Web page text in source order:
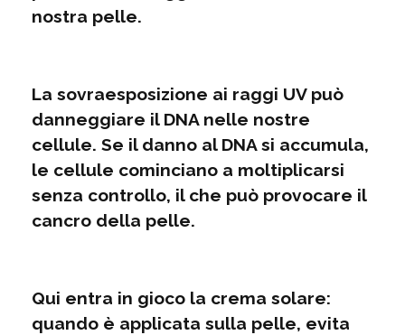
nostra pelle.
La sovraesposizione ai raggi UV può
danneggiare il DNA nelle nostre
cellule. Se il danno al DNA si accumula,
le cellule cominciano a moltiplicarsi
senza controllo, il che può provocare il
cancro della pelle.
Qui entra in gioco la crema solare:
quando è applicata sulla pelle, evita